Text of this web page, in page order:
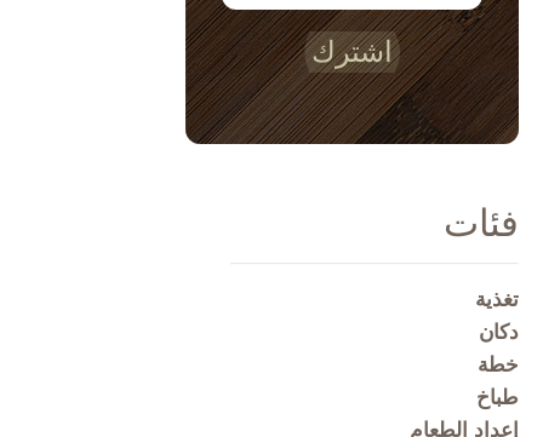
اشترك
فئات
تغذية
دكان
خطة
طباخ
إعداد الطعام